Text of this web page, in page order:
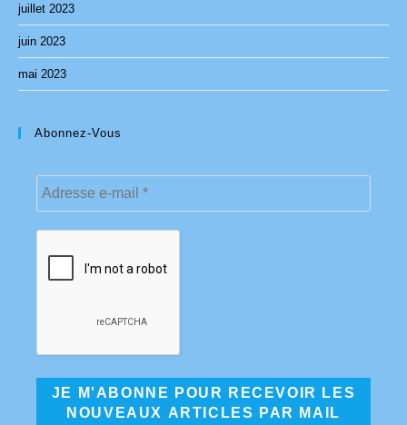
juillet 2023
juin 2023
mai 2023
Abonnez-Vous